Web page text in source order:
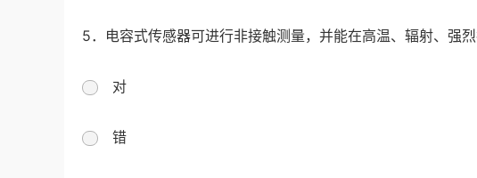
5．电容式传感器可进行非接触测量，并能在高温、辐射、强烈
对
错